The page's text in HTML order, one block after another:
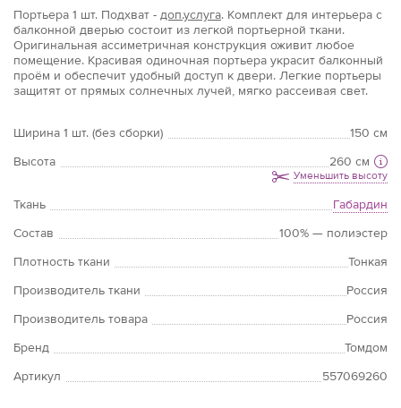
Портьера 1 шт. Подхват - доп.услуга. Комплект для интерьера с
балконной дверью состоит из легкой портьерной ткани.
Оригинальная ассиметричная конструкция оживит любое
помещение. Красивая одиночная портьера украсит балконный
проём и обеспечит удобный доступ к двери. Легкие портьеры
защитят от прямых солнечных лучей, мягко рассеивая свет.
Ширина 1 шт. (без сборки)
150 см
Высота
260 см
Уменьшить высоту
Ткань
Габардин
Состав
100% — полиэстер
Плотность ткани
Тонкая
Производитель ткани
Россия
Производитель товара
Россия
Бренд
Томдом
Артикул
557069260